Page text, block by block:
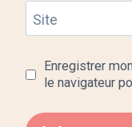
Site
Enregistrer
le navigateur